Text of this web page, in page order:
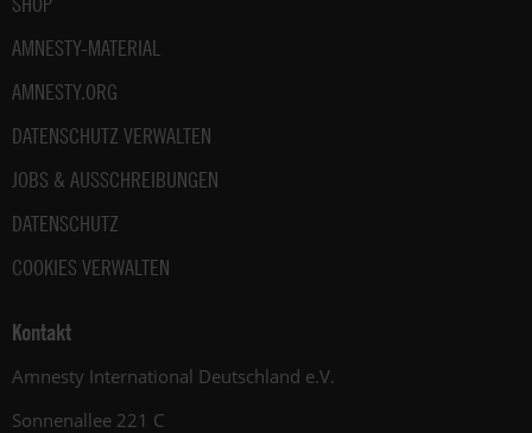
AMNESTY-MATERIAL
AMNESTY.ORG
DATENSCHUTZ VERWALTEN
JOBS & AUSSCHREIBUNGEN
DATENSCHUTZ
COOKIES VERWALTEN
Kontakt
Amnesty International Deutschland e.V.
Sonnenallee 221 C